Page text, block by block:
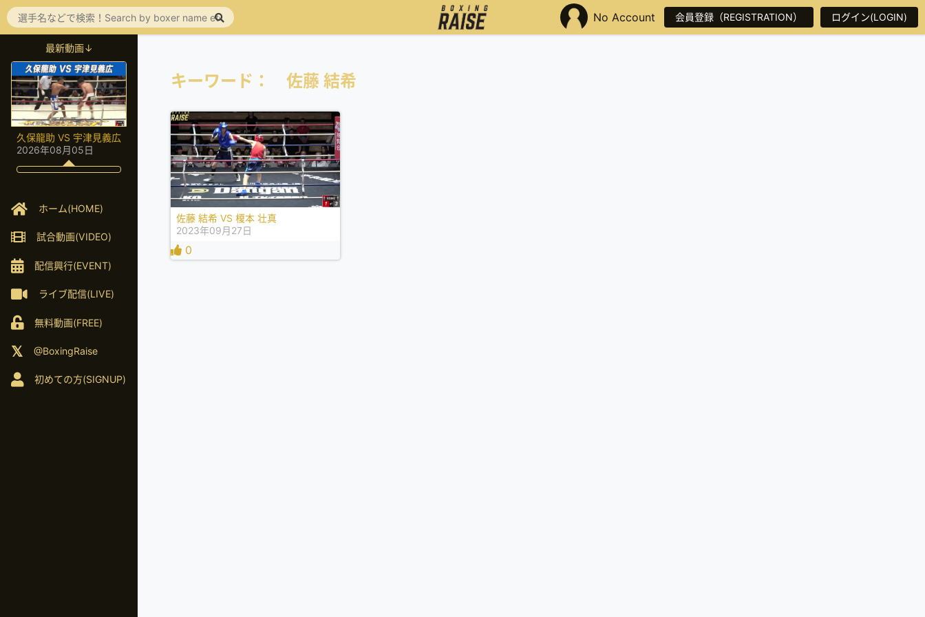
No Account 会員登録（REGISTRATION） ログイン(LOGIN)
最新動画↓
久保龍助 VS 宇津見義広
2026年08月05日
ホーム(HOME)
試合動画(VIDEO)
配信興行(EVENT)
ライブ配信(LIVE)
無料動画(FREE)
@BoxingRaise
初めての方(SIGNUP)
キーワード： 佐藤 結希
佐藤 結希 VS 榎本 壮真
2023年09月27日
0